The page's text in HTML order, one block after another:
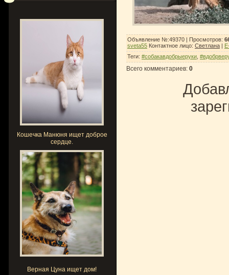
Кошечка Манюня ищет доброе
сердце.
Верная Цуна ищет дом!
Объявление №:49370 | Просмотров:
sveta55 Контактное лицо: Светлана |
Теги: #собакавдобрыеруки
Всего комментариев: 0